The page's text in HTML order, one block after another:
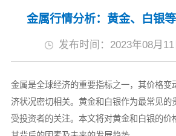
金属行情分析：黄金、白银
发布时间：2023年08月
金属是全球经济的重要指标之一，其价格变
济状况密切相关。黄金和白银作为最常见的
受投资者的关注。本文将对黄金和白银的价